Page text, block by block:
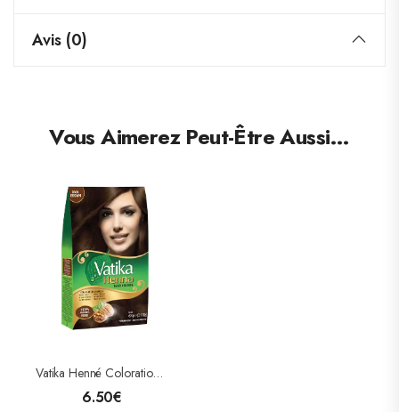
Avis (0)
Vous Aimerez Peut-Être Aussi…
Vatika Henné Coloration Des Cheveux « Dark Brown » Sans Ammoniaque (6 Sachets X 10gr)
6.50€